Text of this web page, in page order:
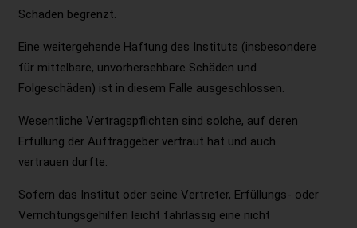
Schaden begrenzt.
Eine weitergehende Haftung des Instituts (insbesondere
für mittelbare, unvorhersehbare Schäden und
Folgeschäden) ist in diesem Falle ausgeschlossen.
Wesentliche Vertragspflichten sind solche, auf deren
Erfüllung der Auftraggeber vertraut hat und auch
vertrauen durfte.
Sofern das Institut oder seine Vertreter, Erfüllungs- oder
Verrichtungsgehilfen leicht fahrlässig eine nicht